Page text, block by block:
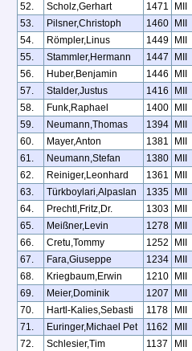
52.
Scholz,Gerhart 1471
MII
53.
Pilsner,Christoph 1460
MII
54.
Römpler,Linus 1449
MII
55.
Stammler,Hermann 1447
MII
56.
Huber,Benjamin 1446
MII
57.
Stalder,Justus 1416
MII
58.
Funk,Raphael 1400
MII
59.
Neumann,Thomas 1394
MII
60.
Mayer,Anton 1381
MII
61.
Neumann,Stefan 1380
MII
62.
Reiniger,Leonhard 1361
MII
63.
Türkboylari,Alpaslan 1335
MII
64.
Prechtl,Fritz,Dr. 1303
MII
65.
Meißner,Levin 1278
MII
66.
Cretu,Tommy 1252
MII
67.
Fara,Giuseppe 1234
MII
68.
Kriegbaum,Erwin 1210
MII
69.
Meier,Dominik 1207
MII
70.
Hartl-Kalies,Sebasti 1178
MII
71.
Euringer,Michael Pet 1162
MII
72.
Schlesier,Tim 1137
MII